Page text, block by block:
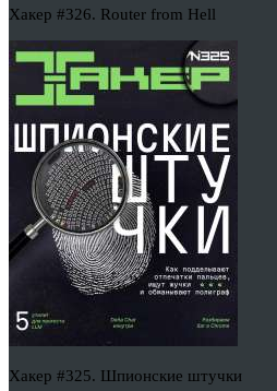
Хакер #326. Router from Hell
Хакер #325. Шпионские штучки